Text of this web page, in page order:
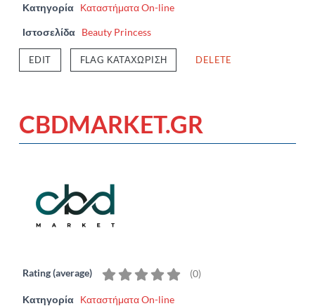
Κατηγορία Καταστήματα On-line
Ιστοσελίδα Beauty Princess
EDIT FLAG ΚΑΤΑΧΏΡΙΣΗ DELETE
CBDMARKET.GR
Rating (average) (0)
Κατηγορία Καταστήματα On-line